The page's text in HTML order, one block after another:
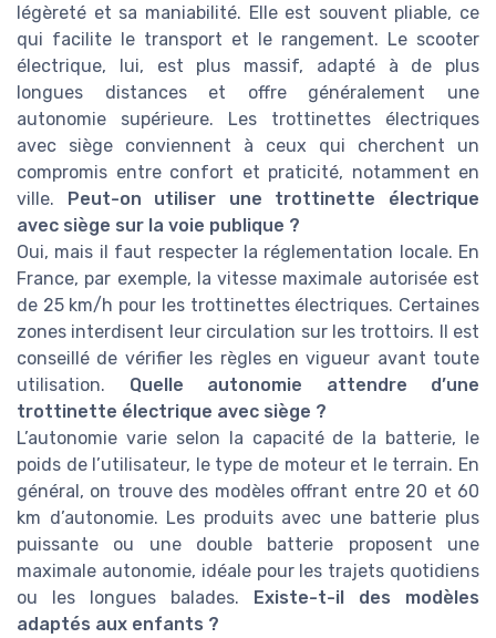
légèreté et sa maniabilité. Elle est souvent pliable, ce
qui facilite le transport et le rangement. Le scooter
électrique, lui, est plus massif, adapté à de plus
longues distances et offre généralement une
autonomie supérieure. Les trottinettes électriques
avec siège conviennent à ceux qui cherchent un
compromis entre confort et praticité, notamment en
ville.
Peut-on utiliser une trottinette électrique
avec siège sur la voie publique ?
Oui, mais il faut respecter la réglementation locale. En
France, par exemple, la vitesse maximale autorisée est
de 25 km/h pour les trottinettes électriques. Certaines
zones interdisent leur circulation sur les trottoirs. Il est
conseillé de vérifier les règles en vigueur avant toute
utilisation. Quelle autonomie attendre d’une
trottinette électrique avec siège ?
L’autonomie varie selon la capacité de la batterie, le
poids de l’utilisateur, le type de moteur et le terrain. En
général, on trouve des modèles offrant entre 20 et 60
km d’autonomie. Les produits avec une batterie plus
puissante ou une double batterie proposent une
maximale autonomie, idéale pour les trajets quotidiens
ou les longues balades.
Existe-t-il des modèles
adaptés aux enfants ?